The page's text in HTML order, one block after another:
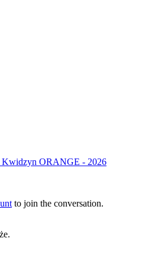
Kwidzyn ORANGE - 2026
to join the conversation.